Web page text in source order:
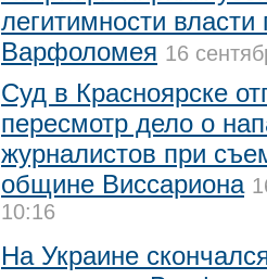
легитимности власти
Варфоломея 16
Суд в Красноярске
пересмотр дело о
журналистов при
общине Виссариона
10:16
На Украине